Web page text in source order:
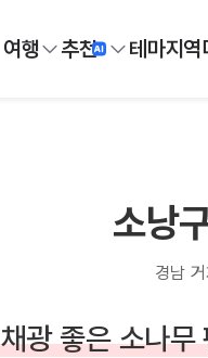
여행 추천 테마지역
소낭
경남 거
채광 좋은 소나무